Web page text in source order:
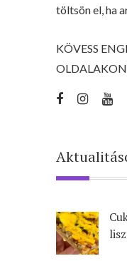
töltsön el, ha
KÖVESS
OLDALAKON